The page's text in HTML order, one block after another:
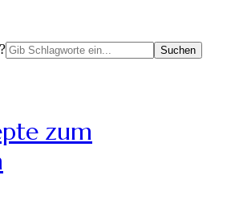
zum